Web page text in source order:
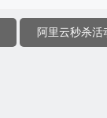
阿里云秒杀活